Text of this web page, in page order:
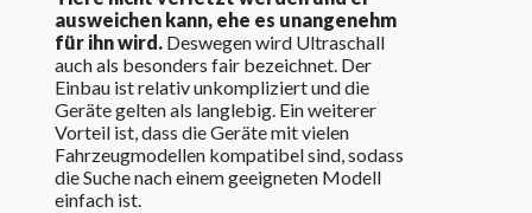
ausweichen kann, ehe es unangenehm
für ihn wird.Deswegen wird Ultraschall
auch als besonders fair bezeichnet. Der
Einbau ist relativ unkompliziert und die
Geräte gelten als langlebig. Ein weiterer
Vorteil ist, dass die Geräte mit vielen
Fahrzeugmodellen kompatibel sind, sodass
die Suche nach einem geeigneten Modell
einfach ist.